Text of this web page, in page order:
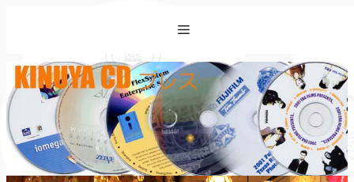
ツ
へ
ス
キ
ッ
Menu